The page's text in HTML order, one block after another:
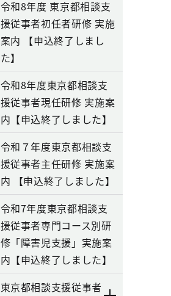
令和8年度 東京都相談支
援従事者初任者研修 実施
案内 【申込終了しまし
た】
令和8年度東京都相談支
援従事者現任研修 実施案
内【申込終了しました】
令和７年度東京都相談支
援従事者主任研修 実施案
内 【申込終了しました】
令和7年度東京都相談支
援従事者専門コース別研
修「障害児支援」実施案
内【申込終了しました】
東京都相談支援従事者